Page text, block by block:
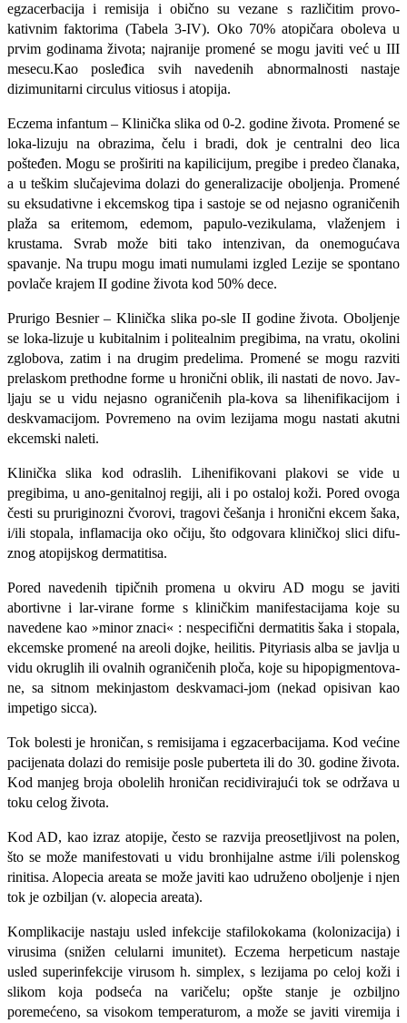
egzacerbacija i remi­sija i obično su vezane s različitim provo­
kativnim faktorima (Tabela 3-IV). Oko 70% atopičara oboleva u
prvim godinama života; najranije promené se mogu javiti već u III
mesecu.Kao posleđica svih navedenih abnor­malnosti nastaje
dizimunitarni circulus vitiosus i atopija.
Eczema infantum – Klinička slika od 0-2. godine života. Promené se
loka-lizuju na obrazima, čelu i bradi, dok je centralni deo lica
pošteđen. Mogu se proširiti na kapilicijum, pregibe i predeo članaka,
a u teškim slučajevima dolazi do generalizacije oboljenja. Pro­mené
su eksudativne i ekcemskog tipa i sastoje se od nejasno ograničenih
plaža sa eritemom, edemom, papulo-vezikulama, vlaženjem i
krustama. Svrab može biti ta­ko intenzivan, da onemogućava
spavanje. Na trupu mogu imati numulami izgled Lezije se spontano
povlače krajem II go­dine života kod 50% dece.
Prurigo Besnier – Klinička slika po-sle II godine života. Oboljenje
se loka-lizuje u kubitalnim i politealnim pregi­bima, na vratu, okolini
zglobova, zatim i na drugim predelima. Promené se mo­gu razviti
prelaskom prethodne forme u hronični oblik, ili nastati de novo. Jav­
ljaju se u vidu nejasno ograničenih pla-kova sa lihenifikacijom i
deskvamacijom. Povremeno na ovim lezijama mo­gu nastati akutni
ekcemski naleti.
Klinička slika kod odraslih. Lihenifikovani plakovi se vide u
pregibima, u ano-genitalnoj regiji, ali i po ostaloj koži. Pored ovoga
česti su pruriginozni čvorovi, tragovi češanja i hronični ek­cem šaka,
i/ili stopala, inflamacija oko očiju, što odgovara kliničkoj slici difu-
znog atopijskog dermatitisa.
Pored navedenih tipičnih promena u okviru AD mogu se javiti
abortivne i lar-virane forme s kliničkim manifestacija­ma koje su
navedene kao »minor znaci« : nespecifični dermatitis šaka i stopala,
ekcemske promené na areoli dojke, heilitis. Pityriasis alba se javlja u
vidu okruglih ili ovalnih ogra­ničenih ploča, koje su hipopigmentova-
ne, sa sitnom mekinjastom deskvamaci-jom (nekad opisivan kao
impetigo sicca).
Tok bolesti je hroničan, s remisijama i egzacerbacijama. Kod većine
pacije­nata dolazi do remisije posle puberteta ili do 30. godine života.
Kod manjeg broja obolelih hroničan recidivirajući tok se održava u
toku celog života.
Kod AD, kao izraz atopije, često se razvija preosetljivost na polen,
što se može manifestovati u vidu bronhijalne astme i/ili polenskog
rinitisa. Alopecia areata se može javiti kao udruženo obo­ljenje i njen
tok je ozbiljan (v. alopecia areata).
Komplikacije nastaju usled infekci­je stafilokokama (kolonizacija) i
virusi­ma (snižen celularni imunitet). Eczema herpeticum nastaje
usled superinfekcije virusom h. simplex, s lezijama po celoj koži i
slikom koja podseća na varičelu; opšte stanje je ozbiljno
poremećeno, sa visokom temperaturom, a može se javiti viremija i